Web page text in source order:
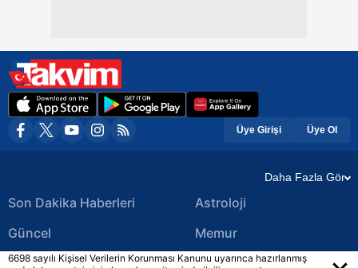
Üye Girişi Üye Ol
Daha Fazla Gör
Son Dakika Haberleri
Güncel
Ekonomi Haberleri
Astroloji
Memur
Yerel Haberler
6698 sayılı Kişisel Verilerin Korunması Kanunu uyarınca hazırlanmış